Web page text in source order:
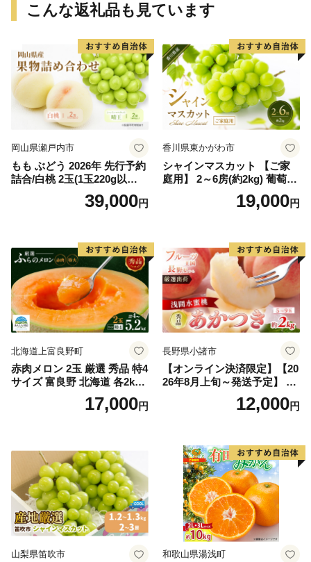
こんな返礼品も見ています
岡山県瀬戸内市
もも ぶどう 2026年 先行予約
詰合/白桃 2玉(1玉220g以
上)・シャインマスカット 晴
39,000円
香川県東かがわ市
シャインマスカット 【ご家
庭用】 2～6房(約2kg) 葡萄 ぶ
どう ブドウ フルーツ 果物 く
だもの 果実 旬の果物 旬のフ
19,000円
北海道上富良野町
赤肉メロン 2玉 厳選 秀品 特4
サイズ 富良野 北海道 各2kg
～2.6kg 2玉 セット ファーム
富良野 メロン めろん 果物 く
17,000円
長野県小諸市
【オンライン決済限定】【20
26年8月上旬～発送予定】 先
行予約 「浅間水蜜桃プレミ
アム」 もも あかつき 秀品 約
果肉 長野県産 小諸市
12,000円
山梨県笛吹市 和歌山県湯浅町